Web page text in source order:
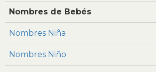
Nombres de Bebés
Nombres Niña
Nombres Niño